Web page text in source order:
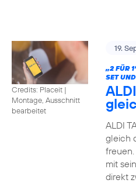
Credits: Placeit |
Montage, Ausschnitt
bearbeitet
19.
„2 FÜR
SET
ALDI
gleich
mit
direkt